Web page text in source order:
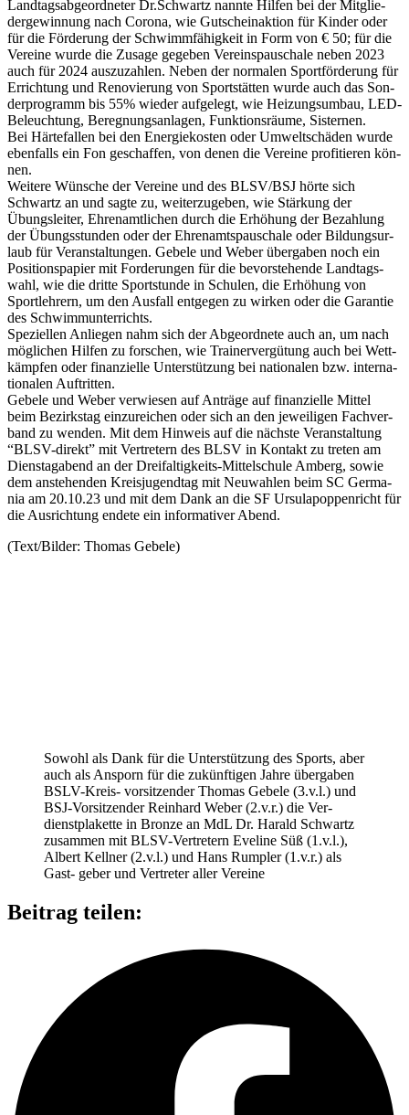
Land­tags­ab­ge­ord­ne­ter Dr.Schwartz nannte Hil­fen bei der Mit­glie­
der­ge­win­nung nach Corona, wie Gut­schein­ak­tion für Kin­der oder
für die För­de­rung der Schwimm­fä­hig­keit in Form von € 50; für die
Ver­eine wurde die Zusage gege­ben Ver­eins­pau­schale neben 2023
auch für 2024 aus­zu­zah­len. Neben der nor­ma­len Sport­för­de­rung für
Errich­tung und Reno­vie­rung von Sport­stät­ten wurde auch das Son­
der­pro­gramm bis 55% wie­der auf­ge­legt, wie Hei­zungs­um­bau, LED-
Beleuch­tung, Bereg­nungs­an­la­gen, Funk­ti­ons­räume, Sis­ter­nen.
Bei Här­te­fal­len bei den Ener­gie­kos­ten oder Umwelt­schä­den wurde
eben­falls ein Fon geschaf­fen, von denen die Ver­eine pro­fi­tie­ren kön­
nen.
Wei­tere Wün­sche der Ver­eine und des BLSV/BSJ hörte sich
Schwartz an und sagte zu, wei­ter­zu­ge­ben, wie Stär­kung der
Übungs­lei­ter, Ehren­amt­li­chen durch die Erhö­hung der Bezah­lung
der Übungs­stun­den oder der Ehren­amts­pau­schale oder Bil­dungs­ur­
laub für Ver­an­stal­tun­gen. Gebele und Weber über­ga­ben noch ein
Posi­ti­ons­pa­pier mit For­de­run­gen für die bevor­ste­hende Land­tags­
wahl, wie die dritte Sport­stunde in Schu­len, die Erhö­hung von
Sport­leh­rern, um den Aus­fall ent­ge­gen zu wir­ken oder die Garan­tie
des Schwimm­un­ter­richts.
Spe­zi­el­len Anlie­gen nahm sich der Abge­ord­nete auch an, um nach
mög­li­chen Hil­fen zu for­schen, wie Trai­ner­ver­gü­tung auch bei Wett­
kämp­fen oder finan­zi­elle Unter­stüt­zung bei natio­na­len bzw. inter­na­
tio­na­len Auf­trit­ten.
Gebele und Weber ver­wie­sen auf Anträge auf finan­zi­elle Mit­tel
beim Bezirks­tag ein­zu­rei­chen oder sich an den jewei­li­gen Fach­ver­
band zu wen­den. Mit dem Hin­weis auf die nächste Ver­an­stal­tung
“BLSV-direkt” mit Ver­tre­tern des BLSV in Kon­takt zu tre­ten am
Diens­tag­abend an der Drei­fal­tig­keits-Mit­tel­schule Amberg, sowie
dem anste­hen­den Kreis­ju­gend­tag mit Neu­wah­len beim SC Ger­ma­
nia am 20.10.23 und mit dem Dank an die SF Ursul­ap­o­ppen­richt für
die Aus­rich­tung endete ein infor­ma­ti­ver Abend.
(Text/Bilder: Tho­mas Gebele)
Sowohl als Dank für die Unter­stüt­zung des Sports, aber
auch als Ansporn für die zukünf­ti­gen Jahre über­ga­ben
BSLV-Kreis- vor­sit­zen­der Tho­mas Gebele (3.v.l.) und
BSJ-Vor­sit­zen­der Rein­hard Weber (2.v.r.) die Ver­
dienst­pla­kette in Bronze an MdL Dr. Harald Schwartz
zusam­men mit BLSV-Ver­tre­tern Eve­line Süß (1.v.l.),
Albert Kell­ner (2.v.l.) und Hans Rump­ler (1.v.r.) als
Gast- geber und Ver­tre­ter aller Ver­eine
Beitrag teilen: